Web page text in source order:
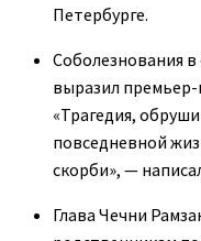
Петербурге.
Соболезнования в
выразил
«Трагедия,
повседневной
скорби», —
Глава Чечни